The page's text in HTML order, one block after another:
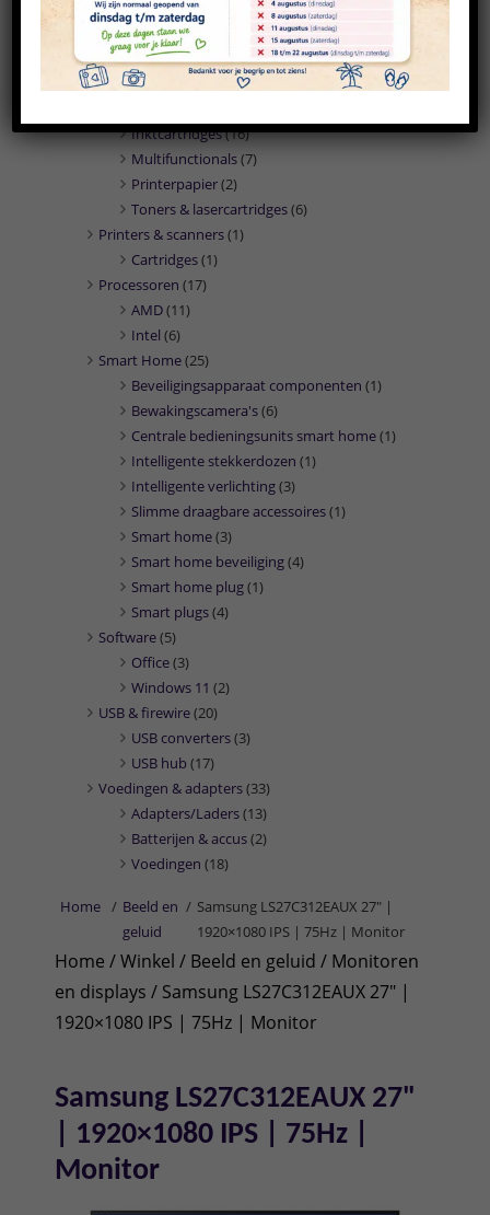
PC/workstation barebones(2)
PC's/workstations
(27)
Presentatie middelen(1)
Marketing
Inktcartridges(16)
Multifunctionals(7)
Printerpapier(2)
Toners & lasercartridges(6)
Printers & scanners(1)
Cartridges(1)
Processoren (17)
AMD(11)
Intel (6)
Smart Home(25)
Beveiligingsapparaat componenten (1)
Bewakingscamera's(6)
Centrale bedieningsunits smart home(1)
Intelligente stekkerdozen (1)
Intelligente verlichting(3)
Slimme draagbare accessoires(1)
Smart home(3)
Smart home beveiliging(4)
Smart home plug(1)
Smart plugs(4)
Software(5)
Office(3)
Windows 11 (2)
USB & firewire(20)
USB converters(3)
USB hub (17)
Voedingen & adapters(33)
Adapters/Laders(13)
Batterijen & accus(2)
Voedingen (18)
Home / Beeld en
geluid
/ Samsung LS27C312EAUX 27" |
1920×1080 IPS | 75Hz | Monitor
Home /Winkel / Beeld en geluid / Monitoren
en displays / Samsung LS27C312EAUX 27" |
1920×1080 IPS | 75Hz | Monitor
Samsung LS27C312EAUX 27"
| 1920×1080 IPS | 75Hz |
Monitor